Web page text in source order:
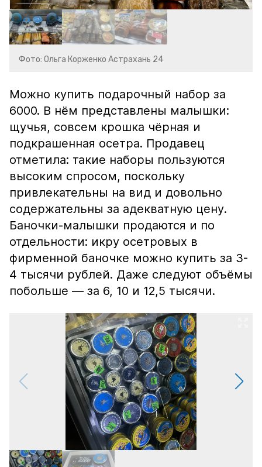
Фото: Ольга Корженко Астрахань 24
Можно купить подарочный набор за
6000. В нём представлены малышки:
щучья, совсем крошка чёрная и
подкрашенная осетра. Продавец
отметила: такие наборы пользуются
высоким спросом, поскольку
привлекательны на вид и довольно
содержательны за адекватную цену.
Баночки-малышки продаются и по
отдельности: икру осетровых в
фирменной баночке можно купить за 3-
4 тысячи рублей. Даже следуют объёмы
побольше — за 6, 10 и 12,5 тысячи.